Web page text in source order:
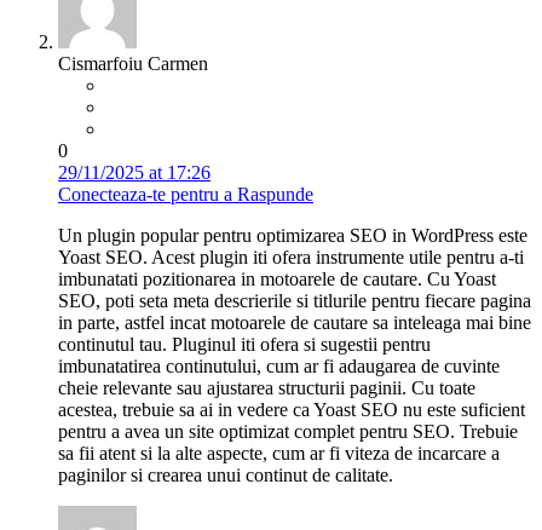
Cismarfoiu Carmen
0
29/11/2025 at 17:26
Conecteaza-te pentru a Raspunde
Un plugin popular pentru optimizarea SEO in WordPress este
Yoast SEO. Acest plugin iti ofera instrumente utile pentru a-ti
imbunatati pozitionarea in motoarele de cautare. Cu Yoast
SEO, poti seta meta descrierile si titlurile pentru fiecare pagina
in parte, astfel incat motoarele de cautare sa inteleaga mai bine
continutul tau. Pluginul iti ofera si sugestii pentru
imbunatatirea continutului, cum ar fi adaugarea de cuvinte
cheie relevante sau ajustarea structurii paginii. Cu toate
acestea, trebuie sa ai in vedere ca Yoast SEO nu este suficient
pentru a avea un site optimizat complet pentru SEO. Trebuie
sa fii atent si la alte aspecte, cum ar fi viteza de incarcare a
paginilor si crearea unui continut de calitate.